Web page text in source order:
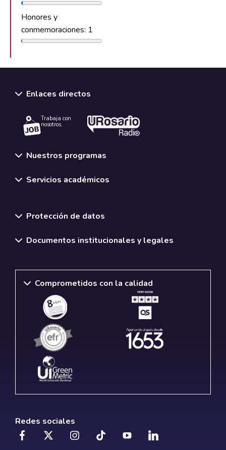
Honores y
conmemoraciones: 1
Enlaces directos
Trabaja con
nosotros.
Nuestros programas
Servicios académicos
Protección de datos
Documentos institucionales y legales
Comprometidos con la calidad
Redes sociales